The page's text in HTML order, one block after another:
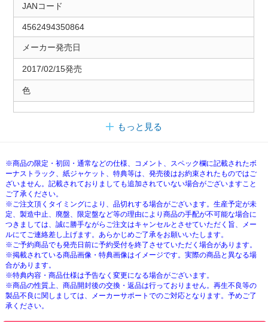
JANコード
4562494350864
メーカー発売日
2017/02/15発売
色
もっと見る
※商品の限定・初回・通常などの仕様、コメント、スペック欄に記載されたボ
ーナストラック、紙ジャケット、特典等は、発売後はお約束されたものではご
ざいません。記載されておりましても追加されていない場合がございますこと
ご了承ください。
※ご注文頂くタイミングにより、品切れする場合がございます。生産予定が未
定、製造中止、廃盤、限定盤など等の理由により商品の手配が不可能な場合に
つきましては、誠に勝手ながらご注文はキャンセルとさせていただく旨、メー
ルにてご連絡差し上げます。あらかじめご了承をお願いいたします。
※ご予約商品でも発売日前に予約受付を終了させていただく場合があります。
※掲載されている商品画像・特典画像はイメージです。実際の商品と異なる場
合があります。
※特典内容・商品仕様は予告なく変更になる場合がございます。
※商品の性質上、商品開封後の交換・返品は行っておりません。再生不良等の
製品不良に関しましては、メーカーサポートでのご対応となります。予めご了
承ください。